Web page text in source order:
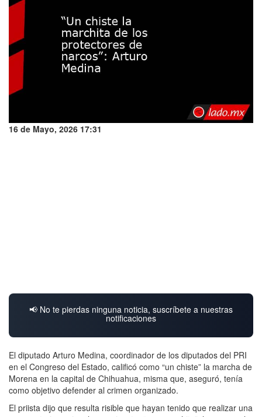
16 de Mayo, 2026 17:31
📢 No te pierdas ninguna noticia, suscríbete a nuestras
notificaciones
El diputado Arturo Medina, coordinador de los diputados del PRI
en el Congreso del Estado, calificó como “un chiste” la marcha de
Morena en la capital de Chihuahua, misma que, aseguró, tenía
como objetivo defender al crimen organizado.
El priista dijo que resulta risible que hayan tenido que realizar una